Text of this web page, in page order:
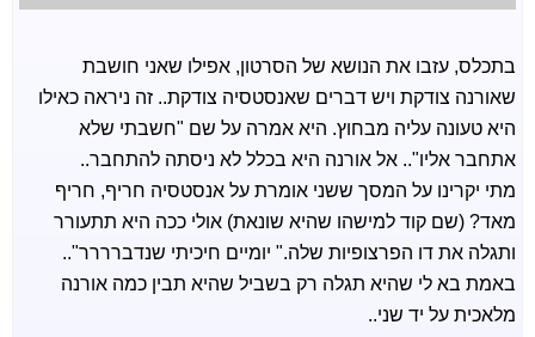
בתכלס, עזבו את הנושא של הסרטון, אפילו שאני חושבת
שאורנה צודקת ויש דברים שאנסטסיה צודקת.. זה ניראה כאילו
היא טעונה עליה מבחוץ. היא אמרה על שם "חשבתי שלא
אתחבר אליו".. אל אורנה היא בכלל לא ניסתה להתחבר..
מתי יקרינו על המסך ששני אומרת על אנסטסיה חריף, חריף
מאד? (שם קוד למישהו שהיא שונאת) אולי ככה היא תתעורר
ותגלה את דו הפרצופיות שלה." יומיים חיכיתי שנדברררר"..
באמת בא לי שהיא תגלה רק בשביל שהיא תבין כמה אורנה
מלאכית על יד שני..